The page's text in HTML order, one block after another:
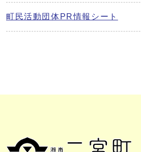
町民活動団体PR情報シート